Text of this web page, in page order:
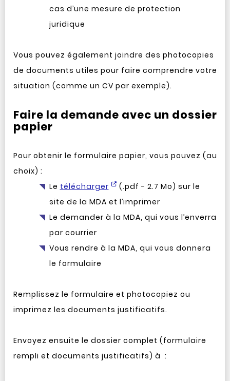
cas d’une mesure de protection
juridique
Vous pouvez également joindre des photocopies
de documents utiles pour faire comprendre votre
situation (comme un CV par exemple).
Faire la demande avec un dossier
papier
Pour obtenir le formulaire papier, vous pouvez (au
choix) :
Le télécharger
(.pdf - 2.7 Mo) sur le
site de la MDA et l’imprimer
Le demander à la MDA, qui vous l’enverra
par courrier
Vous rendre à la MDA, qui vous donnera
le formulaire
Remplissez le formulaire et photocopiez ou
imprimez les documents justificatifs.
Envoyez ensuite le dossier complet (formulaire
rempli et documents justificatifs) à :